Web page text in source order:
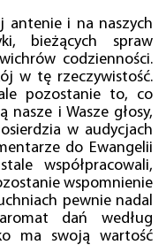
antenie i na naszych
bieżących spraw
codzienności.
w tę rzeczywistość.
pozostanie to, co
nasze i Wasze głosy,
w audycjach
do Ewangelii
współpracowali,
wspomnienie
pewnie nadal
dań według
ma swoją wartość